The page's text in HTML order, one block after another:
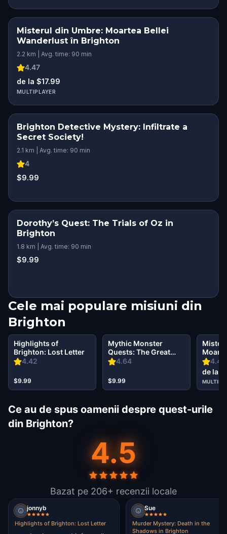
Misterul din Umbre: Moartea Bellei
Wanderlust în Brighton
2.2 km | Avg. time: 90 min
4.47
de la $17.99
MULTIPLAYER
Brighton Detective Mystery: Infiltrate a
Secret Society!
2.1 km | Avg. time: 90 min
4
$9.99
Dorothy’s Quest: The Trials of Oz in
Brighton
1.8 km | Avg. time: 90 min
$9.99
Cele mai populare misiuni din
Brighton
4.42
Highlights of
Brighton: Lost Letter
$9.99
4.64
Mythic Monster
Quests: The Great
Gull Of Brighton
$9.99
4.47
de la
Ce au de spus oamenii despre quest-urile
din Brighton?
4.5
Bazat pe 206+ recenzii locale
jonnyb
Highlights of Brighton: Lost Letter
Sue
Murder Mystery: Death in the
Shadows in Brighton